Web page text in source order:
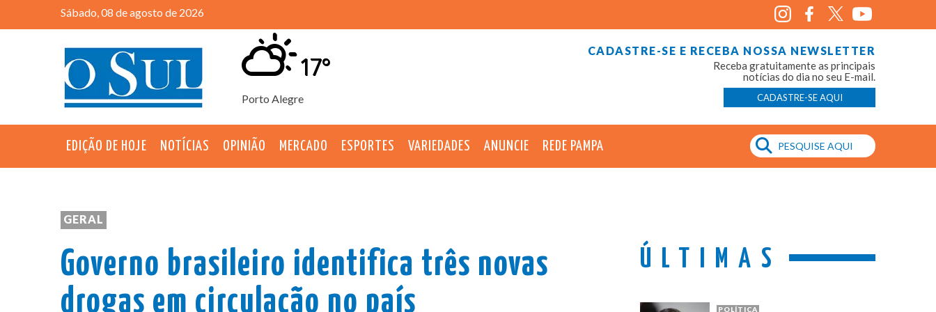
Sábado, 08 de agosto de 2026
Porto Alegre
17°
CADASTRE-SE E RECEBA NOSSA NEWSLETTER
Receba gratuitamente as principais
notícias do dia no seu E-mail.
CADASTRE-SE AQUI
EDIÇÃO DE HOJE NOTÍCIAS OPINIÃO MERCADO ESPORTES VARIEDADES ANUNCIE REDE PAMPA
GERAL
Governo brasileiro identifica três novas
drogas em circulação no país
ÚLTIMAS
POLÍTICA